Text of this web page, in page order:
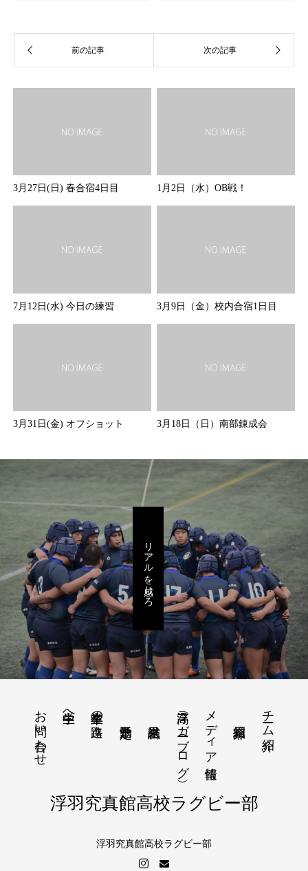
3月27日(日) 春合宿4日目 1月2日（水）OB戦！
7月12日(水) 今日の練習 3月9日（金）校内合宿1日目
3月31日(金) オフショット 3月18日（日）南部錬成会
リアルを感じろ
チーム紹介
メディア情報
浮高ラガー（ブログ）
卒業生の進路
中学生へ
お問い合わせ
浮羽究真館高校ラグビー部
浮羽究真館高校ラグビー部